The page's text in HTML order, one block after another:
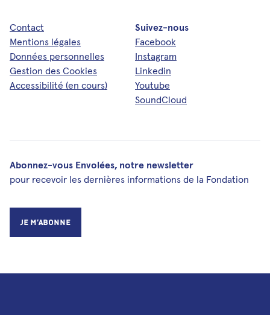
Contact
Mentions légales
Données personnelles
Gestion des Cookies
Accessibilité (en cours)
Suivez-nous
Facebook
Instagram
Linkedin
Youtube
SoundCloud
Abonnez-vous Envolées, notre newsletter
pour recevoir les dernières informations de la Fondation
Je m’abonne